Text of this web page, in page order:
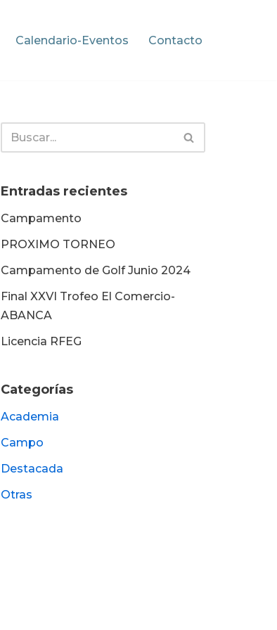
Calendario-Eventos Contacto
Entradas recientes
Campamento
PROXIMO TORNEO
Campamento de Golf Junio 2024
Final XXVI Trofeo El Comercio-
ABANCA
Licencia RFEG
Categorías
Academia
Campo
Destacada
Otras